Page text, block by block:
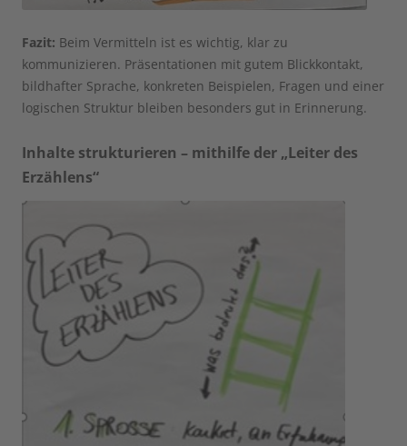
Fazit: Beim Vermitteln ist es wichtig, klar zu
kommunizieren. Präsentationen mit gutem Blickkontakt,
bildhafter Sprache, konkreten Beispielen, Fragen und einer
logischen Struktur bleiben besonders gut in Erinnerung.
Inhalte strukturieren – mithilfe der „Leiter des
Erzählens“